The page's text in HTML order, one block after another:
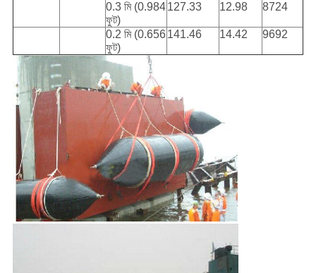
0.3 মি (0.984
ফুট)
127.33 12.98 8724
0.2 মি (0.656
ফুট)
141.46 14.42 9692